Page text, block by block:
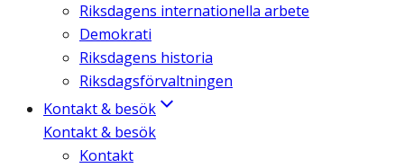
Riksdagens internationella arbete
Demokrati
Riksdagens historia
Riksdagsförvaltningen
Kontakt & besök
Kontakt & besök
Kontakt